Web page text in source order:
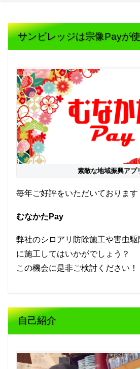
サンビレッジは宗像Payが
素敵な地域振興アプ
毎年ご好評をいただいております
むなかたPay
弊社のシロアリ防除施工や害虫
に施工してはいかがでしょう？
この機会に是非ご検討ください！
自己紹介